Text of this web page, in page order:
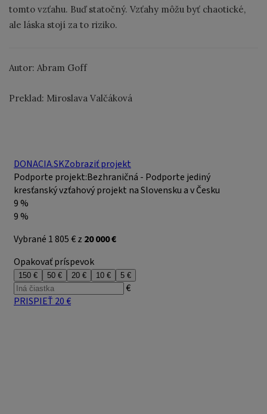
tomto vzťahu. Buď statočný. Vzťahy môžu byť chaotické,
ale láska stojí za to riziko.
Autor: Abram Goff
Preklad: Miroslava Valčáková